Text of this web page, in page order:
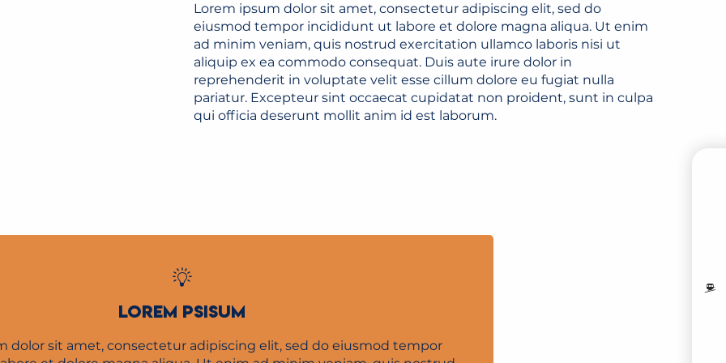
Lorem ipsum dolor sit amet, consectetur adipiscing elit, sed do
eiusmod tempor incididunt ut labore et dolore magna aliqua. Ut enim
ad minim veniam, quis nostrud exercitation ullamco laboris nisi ut
aliquip ex ea commodo consequat. Duis aute irure dolor in
reprehenderit in voluptate velit esse cillum dolore eu fugiat nulla
pariatur. Excepteur sint occaecat cupidatat non proident, sunt in culpa
qui officia deserunt mollit anim id est laborum.
LOREM PSISUM
dolor sit amet, consectetur adipiscing elit, sed do eiusmod tempor